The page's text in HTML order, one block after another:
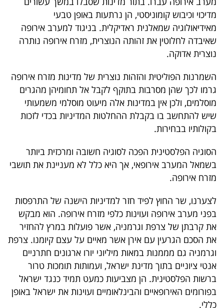
מדיכוי וכיבוש קומוניסטי, הן נרתעות באופן טבעי
מאידיאולוגיה שמאלנית ראדיקלית. בניגוד למערב אירופה
שאיבדה לחלוטין את זהותה הנוצרית, מזרח אירופה נותרה
נוצרית אדוקה.
השמרנות הפוליטית והזהות נוצרית של מדינות מזרח אירופה
גרמו לכך שהן מסרבות בתוקף לקבל אל תחומיהן מהגרים
מוסלמים, ולכן אין במדינות אלה מיעוט מוסלמי משמעותי
שיש להתחשב בו בקבלת ההחלטות המדיניות בכדי לזכות
בקולותיו בבחירות.
הסוגיה הפלסטינית הפכה לסוגיה חשובה ומרכזית ביותר
בשמאל המערב אירופאי, אך היא כלל לא מעניינת את תושבי
מזרח אירופה.
לצערנו, שר החוץ לפיד חזר למדיניות הישנה של התרפסות
בפני מערב אירופה ועוינות כלפי מזרח אירופה. הוא מבקש
את קרבתן של צרפת וגרמניה, אשר פועלות במרץ להחזיר
את הסכם הגרעין עם אירן אשר מאיים על עצם קיומנו. צרפת
וגרמניה גם מממנות במאות מיליוני יורו ארגונים חתרניים
אנטי ציוניים בתוך מדינת ישראל, ועמותות תומכות טרור
ברשות הפלסטינית. הן מצביעות כמעט תמיד כנגד ישראל
בפורומים האירופאיים והבינלאומיים ועוינות את ישראל באופן
כללי.